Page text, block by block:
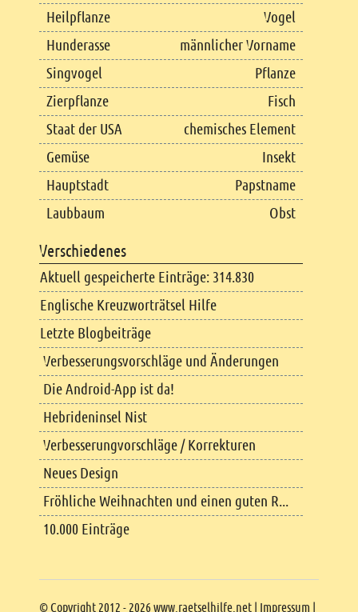
Copyright
© Copyright 2012 - 2026 www.raetselhilfe.net | Impressum |
Heilpflanze
Vogel
Hunderasse
männlicher Vorname
Singvogel
Pflanze
Zierpflanze
Fisch
Staat der USA
chemisches Element
Gemüse
Insekt
Hauptstadt
Papstname
Laubbaum
Obst
Verschiedenes
Aktuell gespeicherte Einträge: 314.830
Englische Kreuzworträtsel Hilfe
Letzte Blogbeiträge
Verbesserungsvorschläge und Änderungen
Die Android-App ist da!
Hebrideninsel Nist
Verbesserungvorschläge / Korrekturen
Neues Design
Fröhliche Weihnachten und einen guten R...
10.000 Einträge